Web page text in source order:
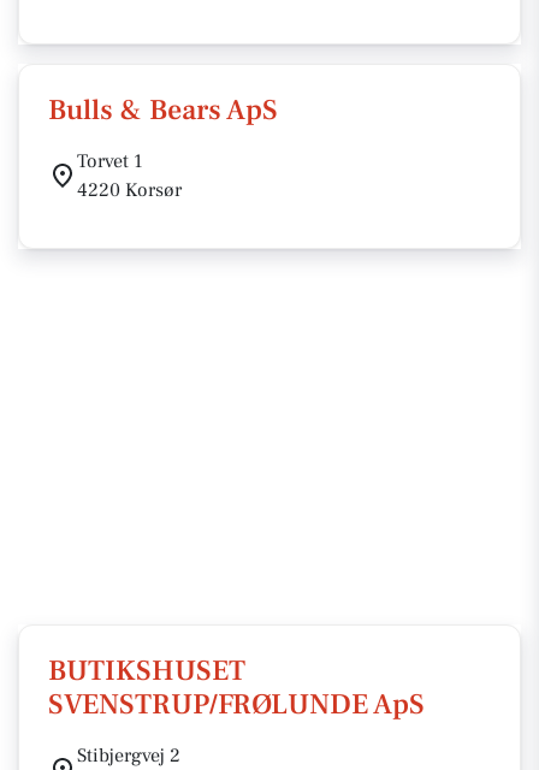
Bulls & Bears ApS
Torvet 1
4220 Korsør
BUTIKSHUSET
SVENSTRUP/FRØLUNDE ApS
Stibjergvej 2